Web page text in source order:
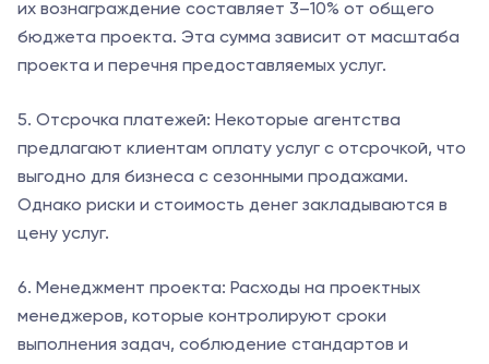
их вознаграждение составляет 3–10% от общего
бюджета проекта. Эта сумма зависит от масштаба
проекта и перечня предоставляемых услуг.
5. Отсрочка платежей: Некоторые агентства
предлагают клиентам оплату услуг с отсрочкой, что
выгодно для бизнеса с сезонными продажами.
Однако риски и стоимость денег закладываются в
цену услуг.
6. Менеджмент проекта: Расходы на проектных
менеджеров, которые контролируют сроки
выполнения задач, соблюдение стандартов и